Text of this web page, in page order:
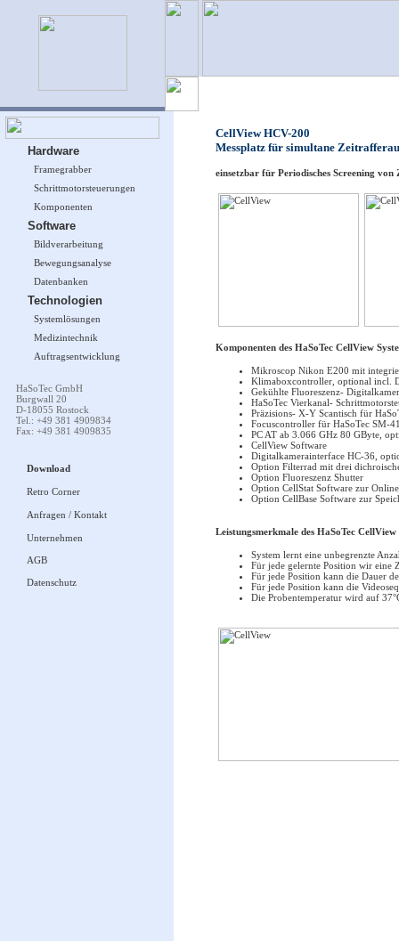
Hardware
Framegrabber
Schrittmotorsteuerungen
Komponenten
Software
Bildverarbeitung
Bewegungsanalyse
Datenbanken
Technologien
Systemlösungen
Medizintechnik
Auftragsentwicklung
HaSoTec GmbH
Burgwall 20
D-18055 Rostock
Tel.: +49 381 4909834
Fax: +49 381 4909835
Download
Retro Corner
Anfragen / Kontakt
Unternehmen
AGB
Datenschutz
CellView HCV-200
Messplatz für simultane
einsetzbar für Periodisches Screening von
Komponenten des HaSoTec CellView
Mikroscop Nikon E200 mit
Klimaboxcontroller, optional incl.
Gekühlte Fluoreszenz-
HaSoTec Vierkanal-
Präzisions- X-Y Scantisch für
Focuscontroller für HaSoTec SM-
PC AT ab 3.066 GHz 80 GByte,
CellView Software
Digitalkamerainterface HC-36,
Option Filterrad mit drei
Option Fluoreszenz Shutter
Option CellStat Software zur
Option CellBase Software zur
Leistungsmerkmale des HaSoTec CellView
System lernt eine unbegrenzte
Für jede gelernte Position wir eine
Für jede Position kann die Dauer
Für jede Position kann die
Die Probentemperatur wird auf